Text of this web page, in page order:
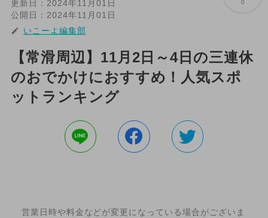
0
更新日： 2024年11月01日
公開日： 2024年11月01日
いこーよ編集部
【常滑周辺】11月2日～4日の三連休
のおでかけにおすすめ！人気スポ
ットランキング
営業日時や料金などが変更になっている場合がございま